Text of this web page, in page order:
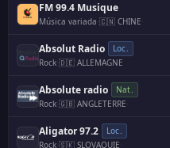
FM 99.4 Musique
Música variada·🇨🇳 CHINE·
Absolut Radio
Loc.
Rock·🇩🇪 ALLEMAGNE
Absolute radio
Nat.
Rock·🇬🇧 ANGLETERRE·
Aligator 97.2
Loc.
Rock·🇸🇰 SLOVAQUIE·